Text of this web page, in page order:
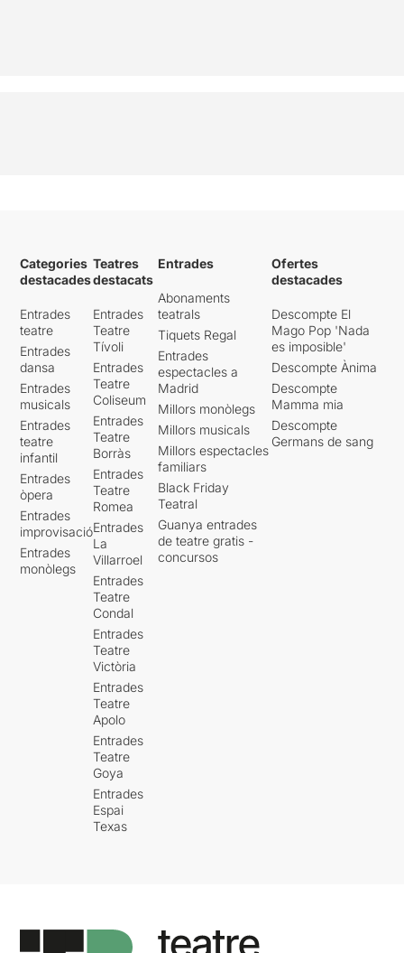
Categories
destacades
Entrades
teatre
Entrades
dansa
Entrades
musicals
Entrades
teatre
infantil
Entrades
òpera
Entrades
improvisació
Entrades
monòlegs
Teatres
destacats
Entrades
Teatre
Tívoli
Entrades
Teatre
Coliseum
Entrades
Teatre
Borràs
Entrades
Teatre
Romea
Entrades
La
Villarroel
Entrades
Teatre
Condal
Entrades
Teatre
Victòria
Entrades
Teatre
Apolo
Entrades
Teatre
Goya
Entrades
Espai
Texas
Entrades
Abonaments
teatrals
Tiquets Regal
Entrades
espectacles a
Madrid
Millors monòlegs
Millors musicals
Millors espectacles
familiars
Black Friday
Teatral
Guanya entrades
de teatre gratis -
concursos
Ofertes
destacades
Descompte El
Mago Pop 'Nada
es imposible'
Descompte Ànima
Descompte
Mamma mia
Descompte
Germans de sang